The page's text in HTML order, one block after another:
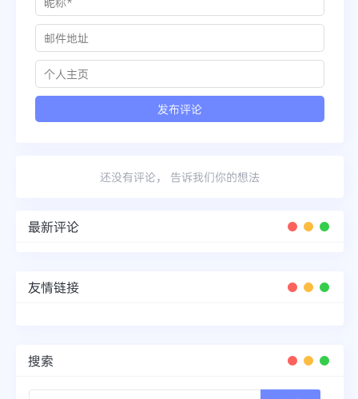
还没有评论， 告诉我们你的想法
最新评论
友情链接
搜索